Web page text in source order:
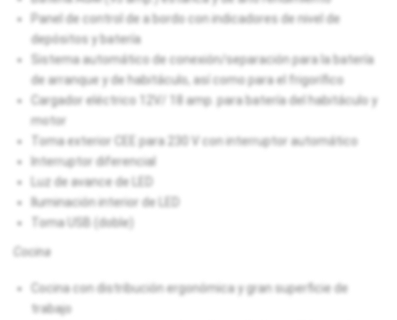
Panel de control de a bordo con indicadores de nivel de
depósitos y batería
Sistema automático de conexión/separación para la batería
de arranque y de habitáculo, así como para el frigorífico
Cargador eléctrico 12V/ 18 amp. para batería del habitáculo y
motor
Toma exterior CEE para 230 V con interruptor automático
Interruptor diferencial
Luz de avance de LED
Iluminación interior de LED
Toma USB (doble)
Cocina
Cocina con distribución ergonómica y gran superficie de
trabajo